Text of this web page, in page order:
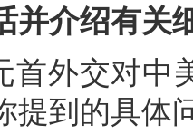
并介绍有关
首外交对中
提到的具体